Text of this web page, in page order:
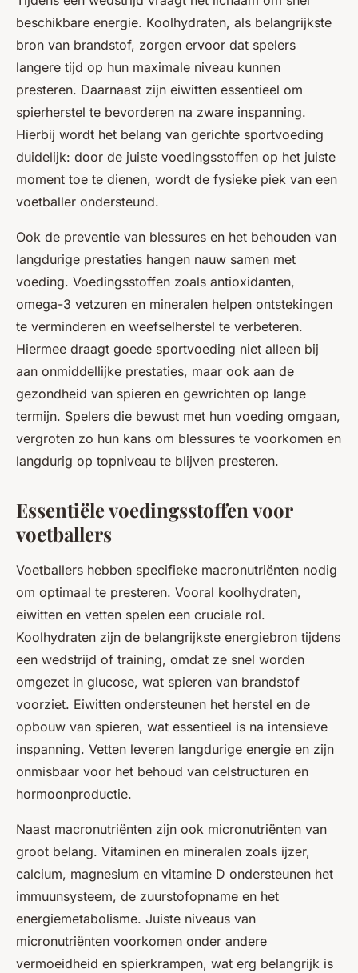
beschikbare energie. Koolhydraten, als belangrijkste
bron van brandstof, zorgen ervoor dat spelers
langere tijd op hun maximale niveau kunnen
presteren. Daarnaast zijn eiwitten essentieel om
spierherstel te bevorderen na zware inspanning.
Hierbij wordt het belang van gerichte sportvoeding
duidelijk: door de juiste voedingsstoffen op het juiste
moment toe te dienen, wordt de fysieke piek van een
voetballer ondersteund.
Ook de preventie van blessures en het behouden van
langdurige prestaties hangen nauw samen met
voeding. Voedingsstoffen zoals antioxidanten,
omega-3 vetzuren en mineralen helpen ontstekingen
te verminderen en weefselherstel te verbeteren.
Hiermee draagt goede sportvoeding niet alleen bij
aan onmiddellijke prestaties, maar ook aan de
gezondheid van spieren en gewrichten op lange
termijn. Spelers die bewust met hun voeding omgaan,
vergroten zo hun kans om blessures te voorkomen en
langdurig op topniveau te blijven presteren.
Essentiële voedingsstoffen voor
voetballers
Voetballers hebben specifieke macronutriënten nodig
om optimaal te presteren. Vooral koolhydraten,
eiwitten en vetten spelen een cruciale rol.
Koolhydraten zijn de belangrijkste energiebron tijdens
een wedstrijd of training, omdat ze snel worden
omgezet in glucose, wat spieren van brandstof
voorziet. Eiwitten ondersteunen het herstel en de
opbouw van spieren, wat essentieel is na intensieve
inspanning. Vetten leveren langdurige energie en zijn
onmisbaar voor het behoud van celstructuren en
hormoonproductie.
Naast macronutriënten zijn ook micronutriënten van
groot belang. Vitaminen en mineralen zoals ijzer,
calcium, magnesium en vitamine D ondersteunen het
immuunsysteem, de zuurstofopname en het
energiemetabolisme. Juiste niveaus van
micronutriënten voorkomen onder andere
vermoeidheid en spierkrampen, wat erg belangrijk is